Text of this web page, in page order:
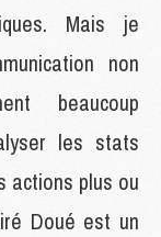
Mais je
non
beaucoup
les stats
actions plus ou
Doué est un